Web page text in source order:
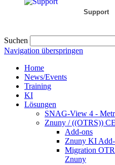
Support
Suchen
Navigation überspringen
Home
News/Events
Training
KI
Lösungen
SNAG-View 4 -
Znuny / ((OTRS)) CE
Add-ons
Znuny KI
Migration
Znuny